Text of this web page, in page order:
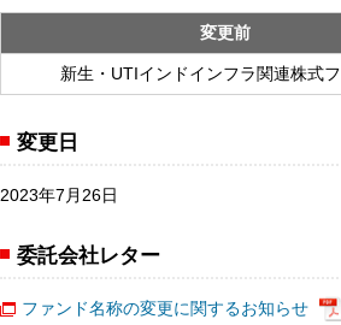
変更前
新生・UTIインドインフラ関連株式
変更日
2023年7月26日
委託会社レター
ファンド名称の変更に関するお知らせ